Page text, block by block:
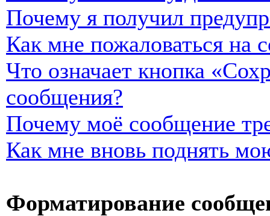
Почему я получил
Как мне пожаловаться на
Что означает кнопка
сообщения?
Почему моё сообщение
Как мне вновь поднять
Форматирование